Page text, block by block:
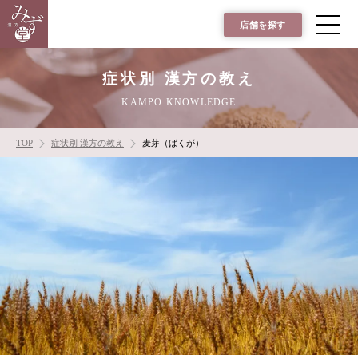
店舗を探す
症状別 漢方の教え
KAMPO KNOWLEDGE
TOP 症状別 漢方の教え 麦芽（ばくが）